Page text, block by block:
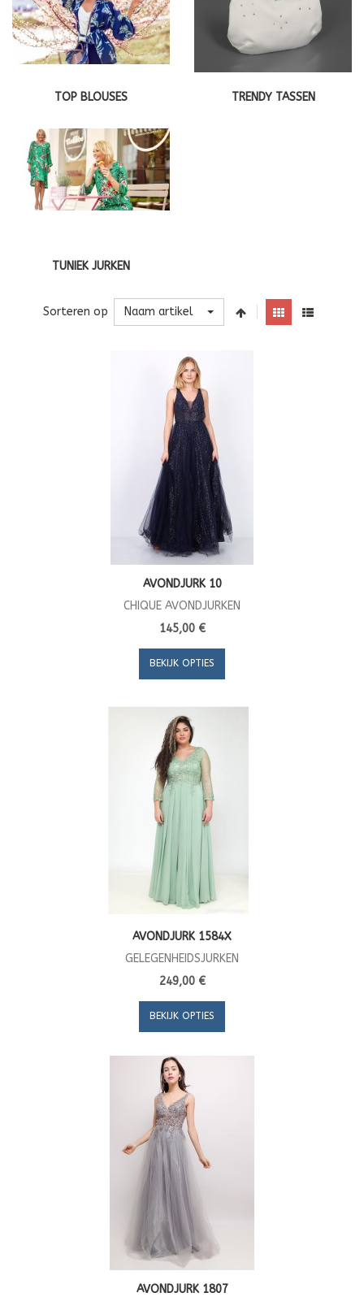
TOP BLOUSES TRENDY TASSEN
TUNIEK JURKEN
Sorteren op Naam artikel
AVONDJURK 10
CHIQUE AVONDJURKEN
145,00 €
BEKIJK OPTIES
AVONDJURK 1584X
GELEGENHEIDSJURKEN
249,00 €
BEKIJK OPTIES
AVONDJURK 1807